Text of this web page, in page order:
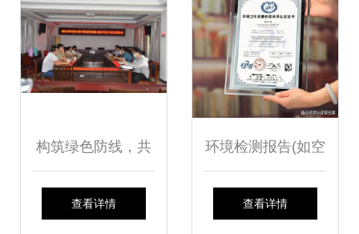
构筑绿色防线，共
鉴检测力量——兄
查看详情
环境检测报告(如空
气质量,水质,噪音,
查看详情